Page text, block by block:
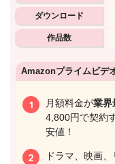
ダウンロード
作品数
Amazonプライムビデ
月額料金が業界
4,800円で契約
安値！
ドラマ、映画